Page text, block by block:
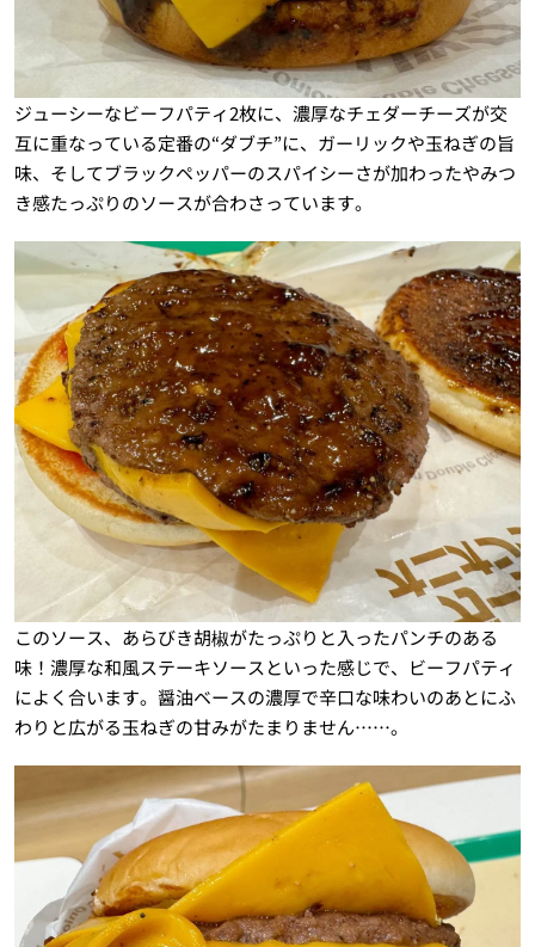
ジューシーなビーフパティ2枚に、濃厚なチェダーチーズが交
互に重なっている定番の“ダブチ”に、ガーリックや玉ねぎの旨
味、そしてブラックペッパーのスパイシーさが加わったやみつ
き感たっぷりのソースが合わさっています。
このソース、あらびき胡椒がたっぷりと入ったパンチのある
味！濃厚な和風ステーキソースといった感じで、ビーフパティ
によく合います。醤油ベースの濃厚で辛口な味わいのあとにふ
わりと広がる玉ねぎの甘みがたまりません……。